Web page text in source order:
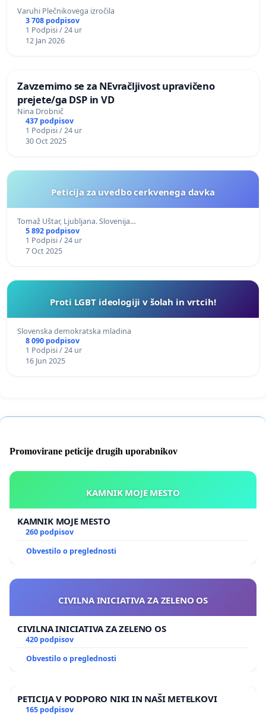
Varuhi Plečnikovega izročila
3 708 podpisov
1 Podpisi / 24 ur
12 Jan 2026
Zavzemimo se za NEvračljivost upravičeno
prejete/ga DSP in VD
Nina Drobnič
437 podpisov
1 Podpisi / 24 ur
30 Oct 2025
Peticija za uvedbo cerkvenega davka
Tomaž Uštar, Ljubljana. Slovenija…
5 892 podpisov
1 Podpisi / 24 ur
7 Oct 2025
Proti LGBT ideologiji v šolah in vrtcih!
Slovenska demokratska mladina
8 090 podpisov
1 Podpisi / 24 ur
16 Jun 2025
Promovirane peticije drugih uporabnikov
KAMNIK MOJE MESTO
KAMNIK MOJE MESTO
260 podpisov
Obvestilo o preglednosti
CIVILNA INICIATIVA ZA ZELENO OS
CIVILNA INICIATIVA ZA ZELENO OS
420 podpisov
Obvestilo o preglednosti
PETICIJA V PODPORO NIKI IN NAŠI METELKOVI
165 podpisov